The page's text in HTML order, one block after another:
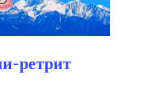
ретрит